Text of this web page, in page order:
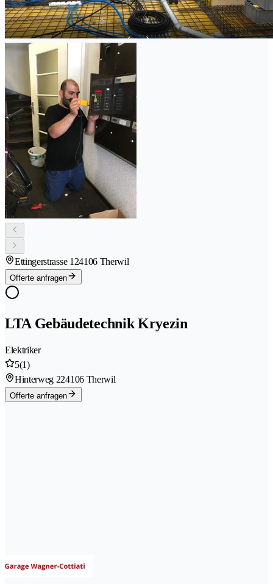
Ettingerstrasse 124106 Therwil
Offerte anfragen
LTA Gebäudetechnik Kryezin
Elektriker
5(1)
Hinterweg 224106 Therwil
Offerte anfragen